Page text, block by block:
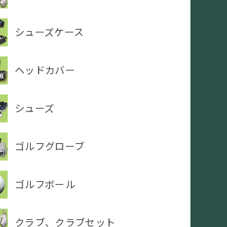
シューズケース
ヘッドカバー
シューズ
ゴルフグローブ
ゴルフボール
クラブ、クラブセット